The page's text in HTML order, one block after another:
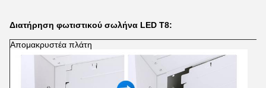
Διατήρηση φωτιστικού σωλήνα LED T8:
Απομακρυστέα πλάτη